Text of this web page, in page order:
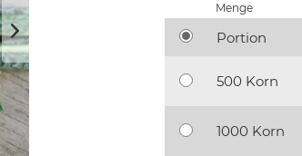
Menge
Portion
500 Korn
1000 Korn